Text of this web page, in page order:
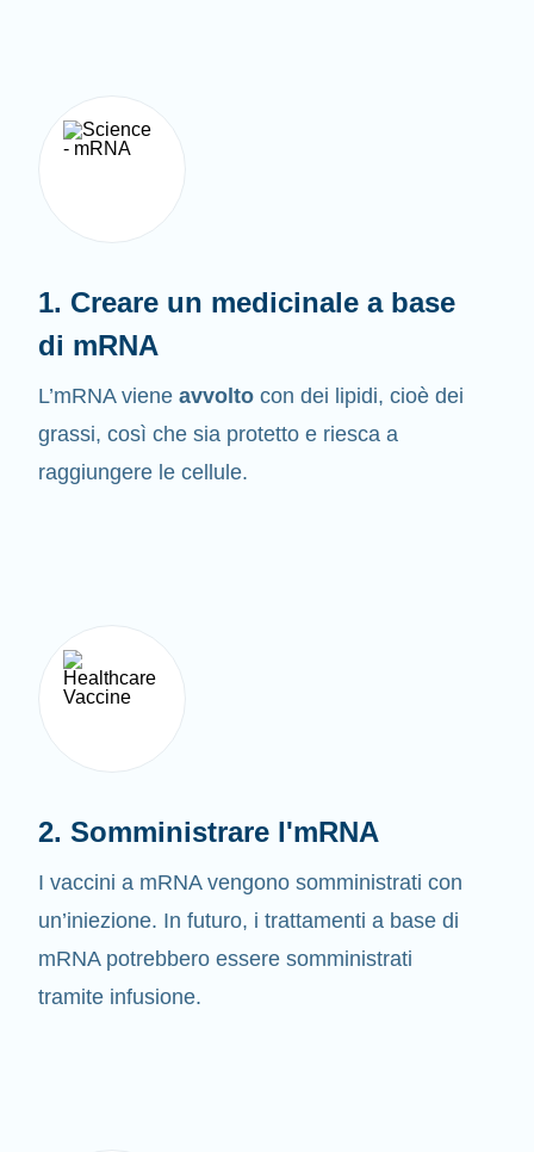
1. Creare un medicinale a base
di mRNA
L’mRNA viene avvolto con dei lipidi, cioè dei
grassi, così che sia protetto e riesca a
raggiungere le cellule.
2. Somministrare l'mRNA
I vaccini a mRNA vengono somministrati con
un’iniezione. In futuro, i trattamenti a base di
mRNA potrebbero essere somministrati
tramite infusione.